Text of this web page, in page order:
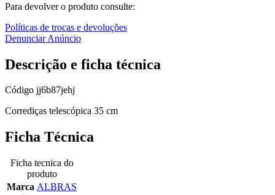
Para devolver o produto consulte:
Políticas de trocas e devoluções
Denunciar Anúncio
Descrição e ficha técnica
Código jj6b87jehj
Corrediças telescópica 35 cm
Ficha Técnica
Ficha tecnica do
produto
Marca ALBRAS